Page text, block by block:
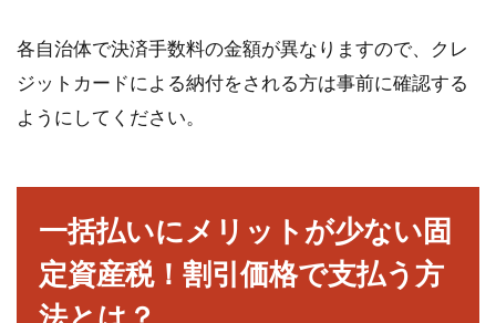
各自治体で決済手数料の金額が異なりますので、クレ
ジットカードによる納付をされる方は事前に確認する
ようにしてください。
一括払いにメリットが少ない固
定資産税！割引価格で支払う方